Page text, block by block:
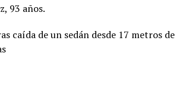
93 años.
caída de un sedán desde 17 metros de